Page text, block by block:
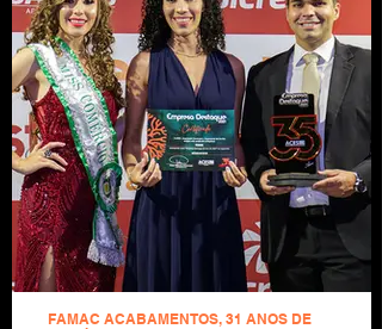
FAMAC ACABAMENTOS, 31 ANOS DE